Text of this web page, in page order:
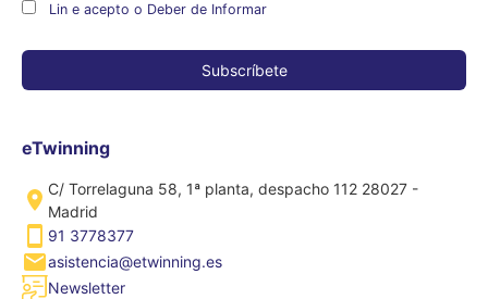
Lin e acepto o Deber de Informar
eTwinning
C/ Torrelaguna 58, 1ª planta, despacho 112 28027 -
Madrid
91 3778377
asistencia@etwinning.es
Newsletter